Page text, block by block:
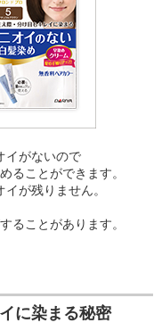
イがないので
ることができます。
が残りません。
ることがあります。
に染まる秘密